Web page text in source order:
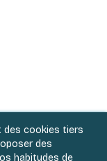
des cookies tiers
des
habitudes de